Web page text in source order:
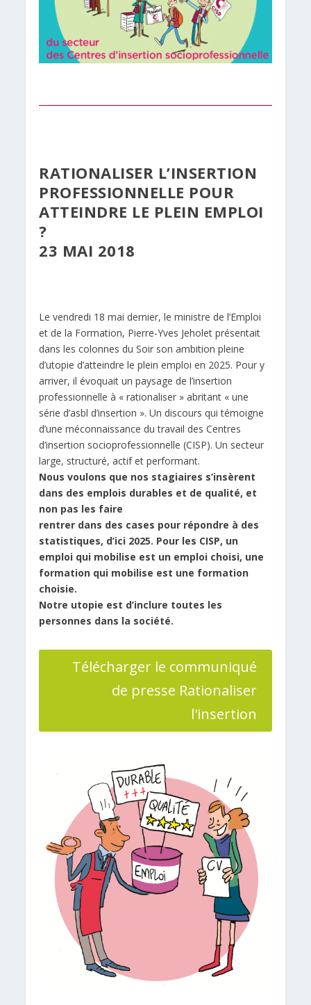
RATIONALISER L’INSERTION
PROFESSIONNELLE POUR
ATTEINDRE LE PLEIN EMPLOI
?
23 MAI 2018
Le vendredi 18 mai dernier, le ministre de l’Emploi
et de la Formation, Pierre-Yves Jeholet présentait
dans les colonnes du Soir son ambition pleine
d’utopie d’atteindre le plein emploi en 2025. Pour y
arriver, il évoquait un paysage de l’insertion
professionnelle à « rationaliser » abritant « une
série d’asbl d’insertion ». Un discours qui témoigne
d’une méconnaissance du travail des Centres
d’insertion socioprofessionnelle (CISP). Un secteur
large, structuré, actif et performant.
Nous voulons que nos stagiaires s’insèrent
dans des emplois durables et de qualité, et
non pas les faire
rentrer dans des cases pour répondre à des
statistiques, d’ici 2025. Pour les CISP, un
emploi qui mobilise est un emploi choisi, une
formation qui mobilise est une formation
choisie.
Notre utopie est d’inclure toutes les
personnes dans la société.
Télécharger le communiqué
de presse Rationaliser
l'insertion